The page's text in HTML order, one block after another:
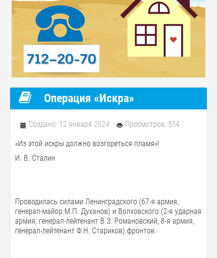
Операция «Искра»
Создано: 12 января 2024 Просмотров: 514
«Из этой искры должно возгореться пламя»!
И. В. Сталин
Проводилась силами Ленинградского (67-я армия,
генерал-майор М.П. Духанов) и Волховского (2-я ударная
армия, генерал-лейтенант В.З. Романовский, 8-я армия,
генерал-лейтенант Ф.Н. Стариков) фронтов.